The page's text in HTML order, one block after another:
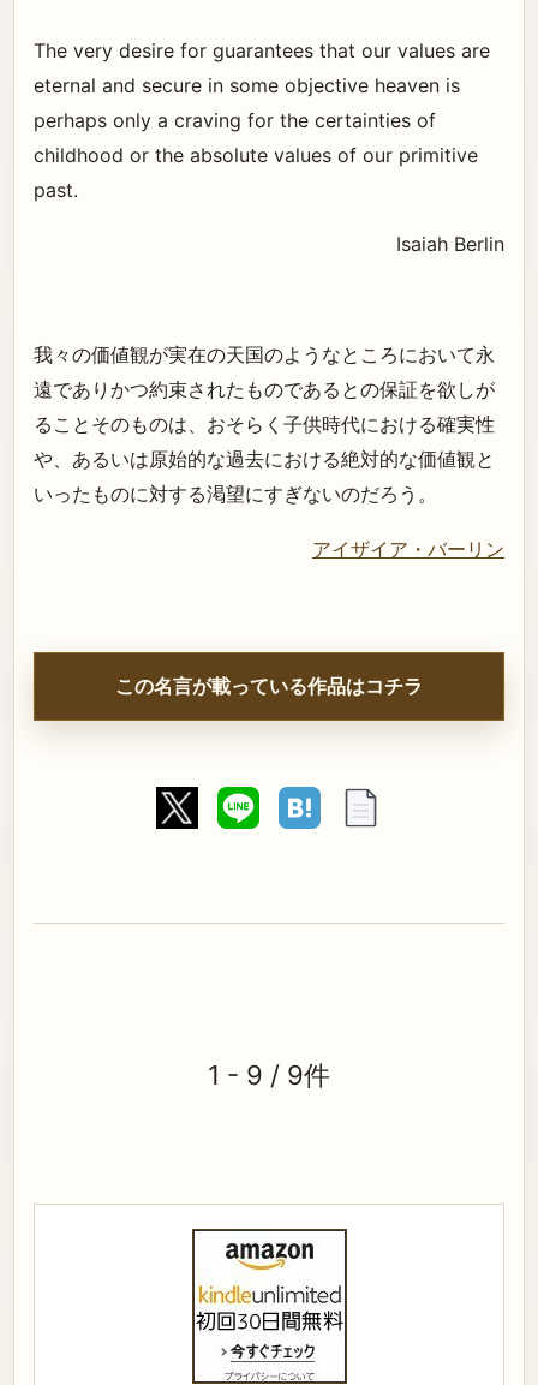
The very desire for guarantees that our values are
eternal and secure in some objective heaven is
perhaps only a craving for the certainties of
childhood or the absolute values of our primitive
past.
Isaiah Berlin
我々の価値観が実在の天国のようなところにおいて永
遠でありかつ約束されたものであるとの保証を欲しが
ることそのものは、おそらく子供時代における確実性
や、あるいは原始的な過去における絶対的な価値観と
いったものに対する渇望にすぎないのだろう。
アイザイア・バーリン
この名言が載っている作品はコチラ
1 - 9 / 9件